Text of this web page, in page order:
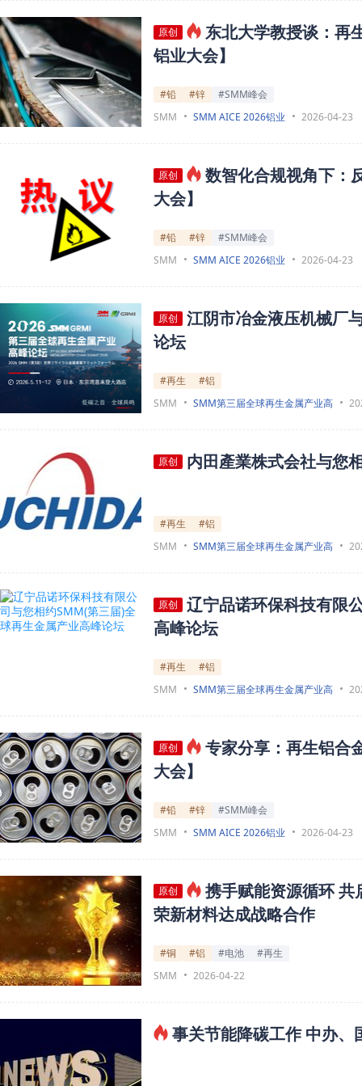
原创
东北大学教授谈：再
铝业大会】
#铅 #锌
#SMM峰会
SMM
SMM AICE 2026铝业 2026-04-23
原创
数智化合规视角下：
大会】
#铅 #锌
#SMM峰会
SMM
SMM AICE 2026铝业 2026-04-23
原创
江阴市冶金液压机械厂
论坛
#再生
#铝
SMM
SMM第三届全球再生金属产业高
原创 内田產業株式会社与您
#再生
#铝
SMM
SMM第三届全球再生金属产业高
原创
辽宁品诺环保科技有限
高峰论坛
#再生
#铝
SMM
SMM第三届全球再生金属产业高
原创
专家分享：再生铝合
大会】
#铅 #锌
#SMM峰会
SMM
SMM AICE 2026铝业 2026-04-23
原创
携手赋能资源循环
荣新材料达成战略合作
#铜 #铝 #电池
#再生
SMM
2026-04-22
事关节能降碳工作 中办、